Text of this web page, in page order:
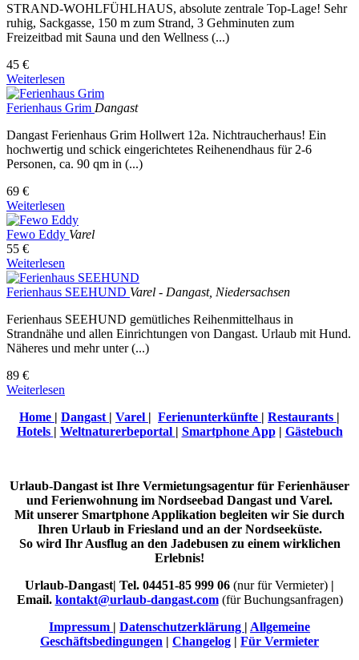
STRAND-WOHLFÜHLHAUS, absolute zentrale Top-Lage! Sehr
ruhig, Sackgasse, 150 m zum Strand, 3 Gehminuten zum
Freizeitbad mit Sauna und den Wellness (...)
45 €
Weiterlesen
Ferienhaus Grim Dangast
Dangast Ferienhaus Grim Hollwert 12a. Nichtraucherhaus! Ein
hochwertig und schick eingerichtetes Reihenendhaus für 2-6
Personen, ca. 90 qm in (...)
69 €
Weiterlesen
Fewo Eddy Varel
55 €
Weiterlesen
Ferienhaus SEEHUND Varel - Dangast, Niedersachsen
Ferienhaus SEEHUND gemütliches Reihenmittelhaus in
Strandnähe und allen Einrichtungen von Dangast. Urlaub mit Hund.
Näheres und mehr unter (...)
89 €
Weiterlesen
Home | Dangast | Varel | Ferienunterkünfte | Restaurants |
Hotels | Weltnaturerbeportal | Smartphone App| Gästebuch
Urlaub-Dangast ist Ihre Vermietungsagentur für Ferienhäuser
und Ferienwohnung im Nordseebad Dangast und Varel.
Mit unserer Smartphone Applikation begleiten wir Sie durch
Ihren Urlaub in Friesland und an der Nordseeküste.
So wird Ihr Ausflug an den Jadebusen zu einem wirklichen
Erlebnis!
Urlaub-Dangast| Tel. 04451-85 999 06 (nur für Vermieter) |
Email. kontakt@urlaub-dangast.com (für Buchungsanfragen)
Impressum | Datenschutzerklärung | Allgemeine
Geschäftsbedingungen | Changelog | Für Vermieter